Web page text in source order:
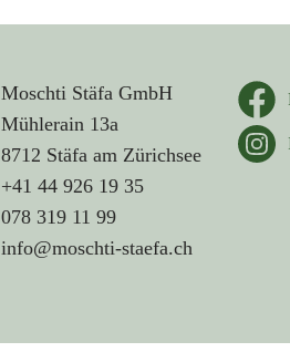
Moschti Stäfa GmbH
Mühlerain 13a
8712 Stäfa am Zürichsee
+41 44 926 19 35
078 319 11 99
info@moschti-staefa.ch